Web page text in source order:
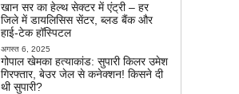
खान सर का हेल्थ सेक्टर में एंट्री – हर
जिले में डायलिसिस सेंटर, ब्लड बैंक और
हाई-टेक हॉस्पिटल
अगस्त 6, 2025
गोपाल खेमका हत्याकांड: सुपारी किलर उमेश
गिरफ्तार, बेउर जेल से कनेक्शन! किसने दी
थी सुपारी?